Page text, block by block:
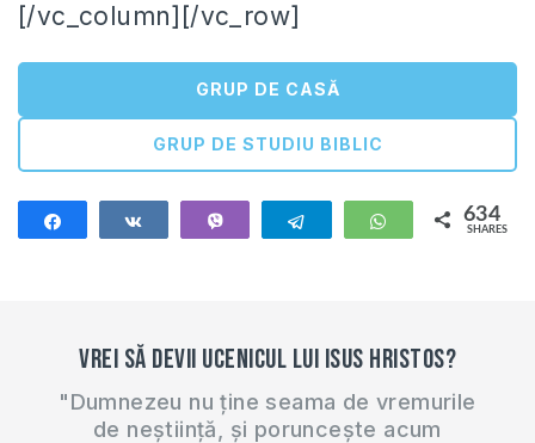
[/vc_column][/vc_row]
GRUP DE CASĂ
GRUP DE STUDIU BIBLIC
Telegram WhatsApp
634
SHARES
Vrei să devii ucenicul lui Isus Hristos?
"Dumnezeu nu ține seama de vremurile
de neștiință, și poruncește acum